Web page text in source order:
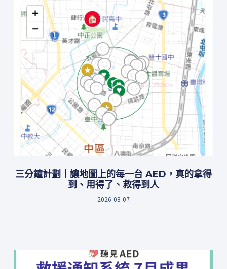
三分鐘計劃｜讓地圖上的每一台 AED，真的拿得
到、用得了、救得到人
2026-08-07